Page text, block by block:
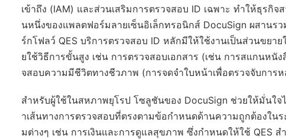
เข้าถึง (IAM) และส่วนเสริมการตรวจสอบ ID เฉพาะ ทำให้ธุรกิ
นหนึ่งของแพลตฟอร์มลายเซ็นอิเล็กทรอนิกส์ DocuSign ผสานร
ร์กโฟลว์ QES บริการตรวจสอบ ID หลักมีให้ใช้งานเป็นส่วนขยา
ยใช้วิธีการขั้นสูง เช่น การตรวจสอบเอกสาร (เช่น การสแกนหนั
จสอบความมีชีวิตทางชีวภาพ (การจดจำใบหน้าเพื่อตรวจจับการ
สำหรับผู้ใช้ในสหภาพยุโรป โซลูชันของ DocuSign ช่วยให้มั่นใ
าเส้นทางการตรวจสอบที่ตรงตามข้อกำหนดด้านความถูกต้องใน
มต่างๆ เช่น การเงินและการดูแลสุขภาพ ซึ่งกำหนดให้ใช้ QES